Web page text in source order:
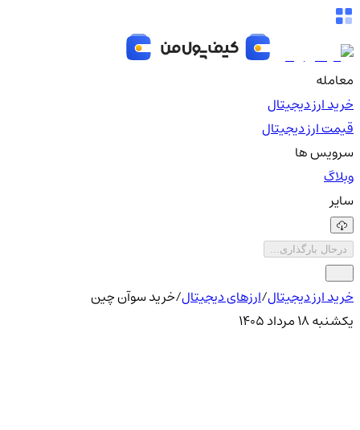
معامله
خرید ارز دیجیتال
قیمت ارز دیجیتال
سرویس ها
وبلاگ
سایر
درحال بارگذاری...
خرید ارز دیجیتال/ارزهای دیجیتال/خرید سوآن چین
یکشنبه ۱۸ مرداد ۱۴۰۵